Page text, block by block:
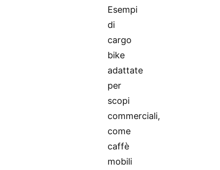
Esempi
di
cargo
bike
adattate
per
scopi
commerciali,
come
caffè
mobili